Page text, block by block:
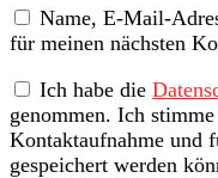
(nicht
erforderlich)
Name, E-Mail-
für meinen nächsten
Ich habe die
genommen. Ich
Kontaktaufnahme und
gespeichert werden